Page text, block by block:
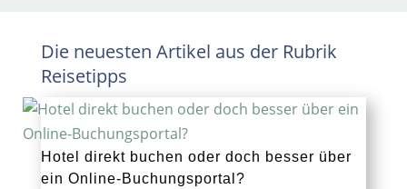
Die neuesten Artikel aus der Rubrik
Reisetipps
Hotel direkt buchen oder doch besser über
ein Online-Buchungsportal?